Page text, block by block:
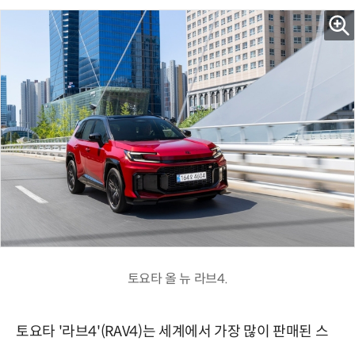
토요타 올 뉴 라브4.
토요타 '라브4'(RAV4)는 세계에서 가장 많이 판매된 스